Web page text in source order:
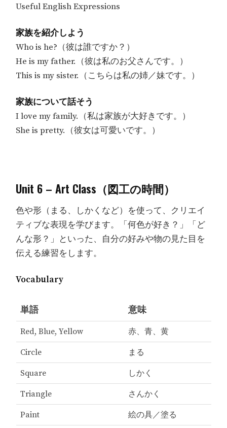
Useful English Expressions
家族を紹介しよう
Who is he?（彼は誰ですか？）
He is my father.（彼は私のお父さんです。）
This is my sister.（こちらは私の姉／妹です。）
家族について話そう
I love my family.（私は家族が大好きです。）
She is pretty.（彼女は可愛いです。）
Unit 6 – Art Class（図工の時間）
色や形（まる、しかくなど）を使って、クリエイ
ティブな表現を学びます。「何色が好き？」「ど
んな形？」といった、自分の好みや物の見た目を
伝える練習をします。
Vocabulary
単語 意味
Red, Blue, Yellow 赤、青、黄
Circle まる
Square しかく
Triangle さんかく
Paint 絵の具／塗る